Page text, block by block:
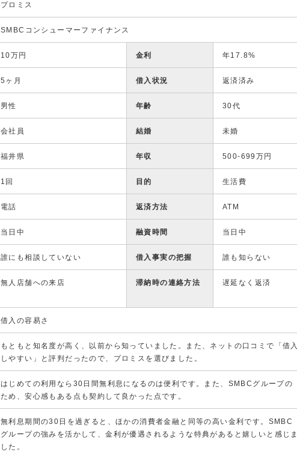
プロミス
SMBCコンシューマーファイナンス
10万円 金利 年17.8%
5ヶ月 借入状況 返済済み
男性 年齢 30代
会社員 結婚 未婚
福井県 年収 500-699万円
1回 目的 生活費
電話 返済方法 ATM
当日中 融資時間 当日中
誰にも相談していない 借入事実の把握 誰も知らない
無人店舗への来店 滞納時の連絡方法 遅延なく返済
借入の容易さ
もともと知名度が高く、以前から知っていました。また、ネットの口コミで「借入
しやすい」と評判だったので、プロミスを選びました。
はじめての利用なら30日間無利息になるのは便利です。また、SMBCグループの
ため、安心感もある点も契約して良かった点です。
無利息期間の30日を過ぎると、ほかの消費者金融と同等の高い金利です。SMBC
グループの強みを活かして、金利が優遇されるような特典があると嬉しいと感じま
した。